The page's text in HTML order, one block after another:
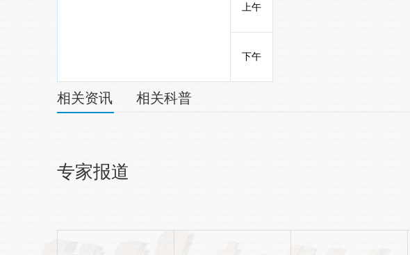
上午
下午
相关资讯 相关科普
专家报道